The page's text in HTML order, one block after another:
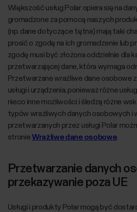
Większość usług Polar opiera się na
gromadzone za pomocą naszych
(np. dane dotyczące tętna) mają taki
prosić o zgodę na ich gromadzenie lub
zgodę musi być złożona oddzielnie dla
przetwarzającej dane, która wymaga
Przetwarzane wrażliwe dane osobowe
usługi i urządzenia, ponieważ różne
nieco inne możliwości i śledzą różne
typów wrażliwych danych osobowych i
przetwarzanych przez usługi Polar
stronieWrażliwe dane osobowe.
Przetwarzanie danych
przekazywanie poza UE
Usługi i produkty Polar mogą być